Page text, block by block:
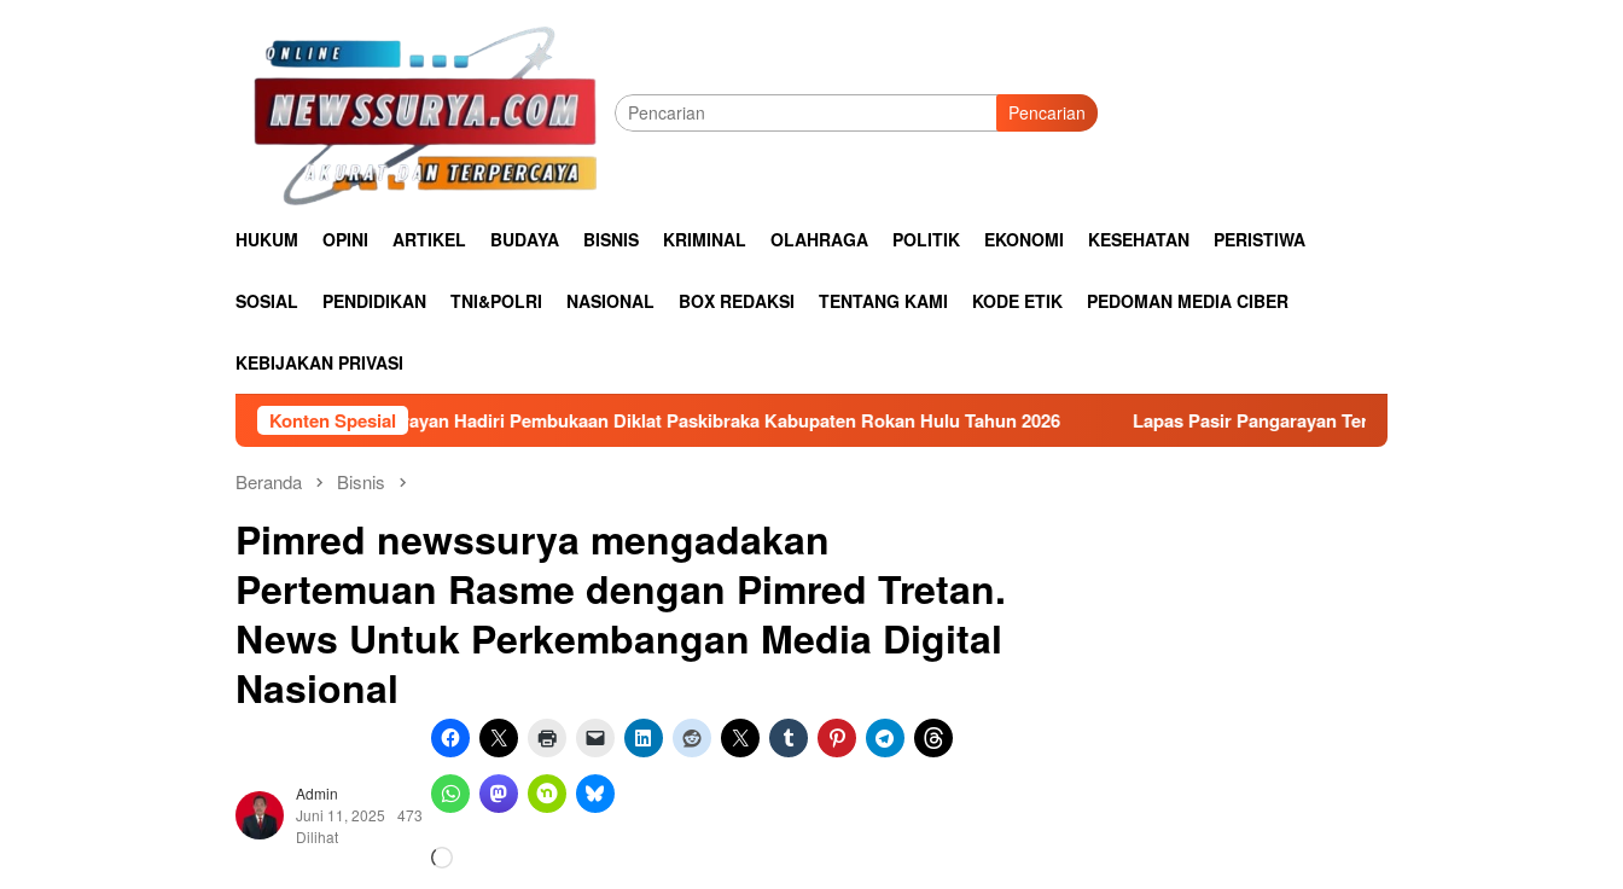
Pencarian
HUKUM OPINI ARTIKEL BUDAYA BISNIS KRIMINAL OLAHRAGA POLITIK EKONOMI KESEHATAN PERISTIWA
SOSIAL PENDIDIKAN TNI&POLRI NASIONAL BOX REDAKSI TENTANG KAMI KODE ETIK PEDOMAN MEDIA CIBER
KEBIJAKAN PRIVASI
Konten Spesial
Pasir Pangarayan Hadiri Pembukaan Diklat Paskibraka Kabupaten Rokan Hulu Tahun 2026 Lapas Pasir Pangarayan Terima Kegiatan Pengabdian Masyarakat ISQ Syekh
Beranda Bisnis
Pimred newssurya mengadakan
Pertemuan Rasme dengan Pimred Tretan.
News Untuk Perkembangan Media Digital
Nasional
Admin
Juni 11, 2025
473
Dilihat